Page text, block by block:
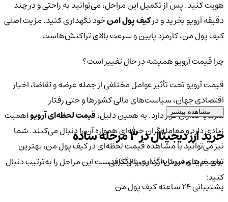
هویت کنید. پس از تکمیل این مراحل، می‌توانید به راحتی و در چند
دقیقه آرویو بخرید و درکیف پول امنخود نگهداری کنید. مزیت اصلی
کیف پول من، کارمزد پایین و سرعت بالای تراکنش‌هاست.
چرا قیمت آرویو همیشه در حال تغییر است؟
قیمت آرویو تحت تأثیر عوامل مختلفی از جمله عرضه و تقاضا، اخبار
اقتصادی جهان، سیاست‌های مالی کشورها و حتی رفتار
سرمایه‌گذاران قرار دارد. به همین دلیل،قیمت لحظه‌ای آرویواهمیت
زیادی دارد و معامله‌گران حرفه‌ای همواره آن را دنبال می‌کنند. شما
نیز می‌توانید با مشاهده قیمت لحظه‌ای در کیف پول من، بهترین
تصمیم‌های سرمایه‌گذاری را بگیرید.
پشتیبانی ۲۴ ساعته کیف پول من
مشاهده بیشتر
خرید ارز دیجیتال در 3 مرحله ساده
برای خرید و فروش ارز دیجیتال کافی‌ست این مراحل را به‌ترتیب دنبال
کنید: